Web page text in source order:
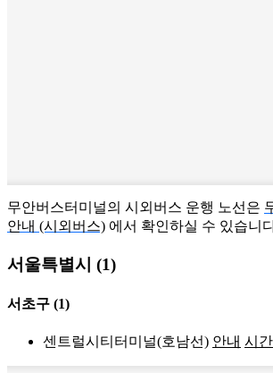
무안버스터미널의 시외버스 운행 노선은
안내 (시외버스) 에서 확인하실 수 있습니
서울특별시 (1)
서초구 (1)
센트럴시티터미널(호남선) 안내 시